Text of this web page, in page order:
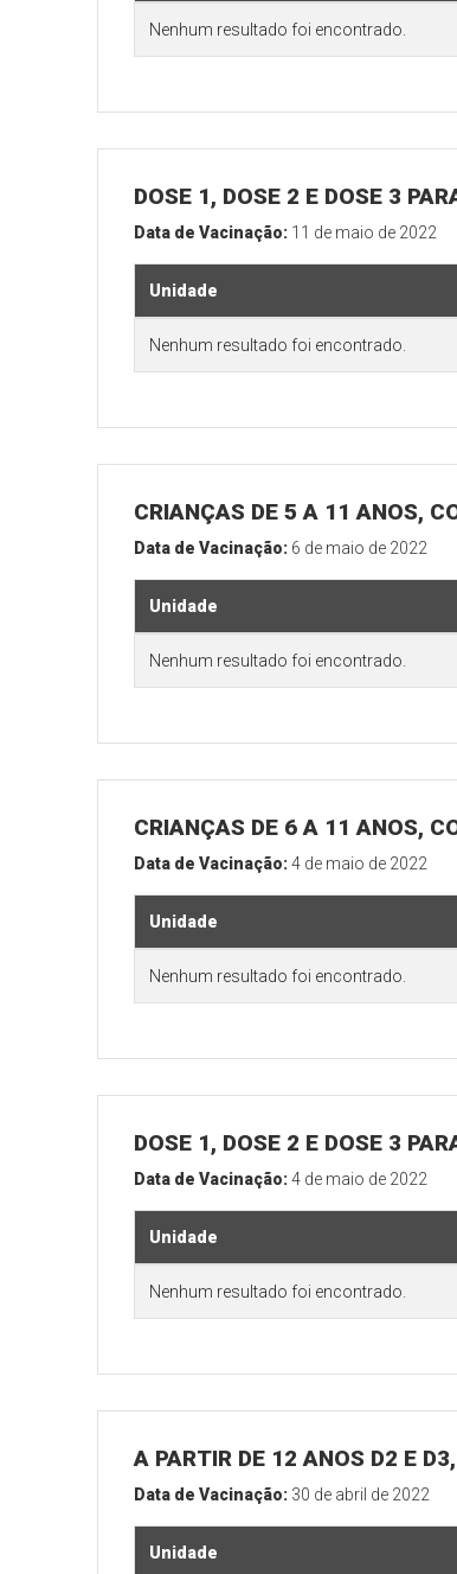
Nenhum resultado foi encontrado.
DOSE 1, DOSE 2 E DOSE 3
Data de Vacinação: 11 de maio de 2022
Unidade
Nenhum resultado foi encontrado.
CRIANÇAS DE 5 A 11 ANOS,
Data de Vacinação: 6 de maio de 2022
Unidade
Nenhum resultado foi encontrado.
CRIANÇAS DE 6 A 11 ANOS,
Data de Vacinação:4 de maio de 2022
Unidade
Nenhum resultado foi encontrado.
DOSE 1, DOSE 2 E DOSE 3
Data de Vacinação:4 de maio de 2022
Unidade
Nenhum resultado foi encontrado.
A PARTIR DE 12 ANOS D2 E
Data de Vacinação: 30 de abril de 2022
Unidade